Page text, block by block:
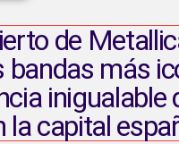
de
más
la capital